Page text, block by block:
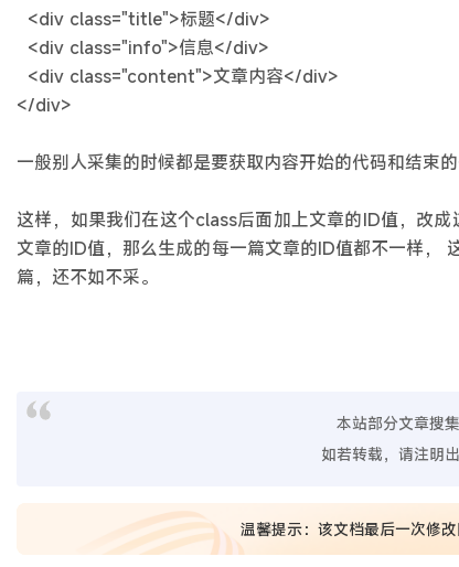
<div class="title">标题</div>
<div class="info">信息</div>
<div class="content">文章内容</div>
</div>
一般别人采集的时候都是要获取内容开始的代码和结
这样，如果我们在这个class后面加上文章的ID值，
文章的ID值，那么生成的每一篇文章的ID值都不一样，
篇，还不如不采。
本站部分文章搜
如若转载，请注明出
温馨提示：该文档最后一次修